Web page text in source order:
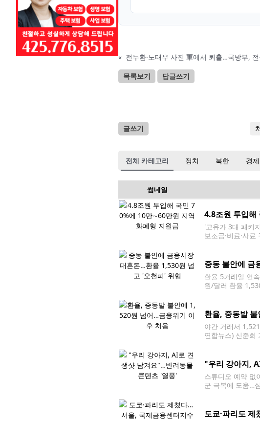
« 전두환·노태우 사진 軍에서 퇴출…국방부,
목록보기 답글쓰기
글쓰기
전체 카테고리 정치 북한 경제
썸네일
4.8조원 투입해
'고유가 3대 패키
보조금·비료·사
중동 불안에 금
환율 5거래일 연
원/달러 환율
환율, 중동발
야간 거래서
연합뉴스) 신준희
"우리 강아지,
스튜디오 예약 없
군 극복에 도움…
도쿄·파리도